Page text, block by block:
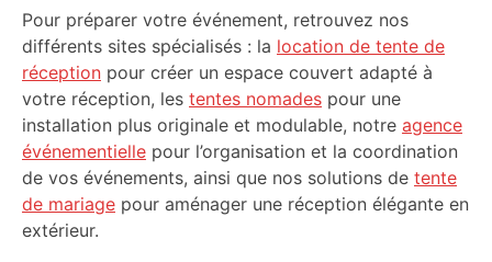
Pour préparer votre événement, retrouvez nos
différents sites spécialisés : la location de tente de
réception pour créer un espace couvert adapté à
votre réception, les tentes nomades pour une
installation plus originale et modulable, notre agence
événementielle pour l’organisation et la coordination
de vos événements, ainsi que nos solutions de tente
de mariage pour aménager une réception élégante en
extérieur.